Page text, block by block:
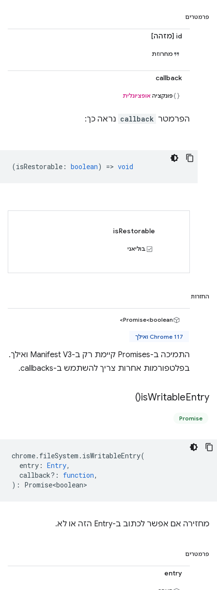
פרמטרים
id [מזהה]
מחרוזת
callback
פונקציה אופציונלית
הפרמטר callback נראה כך:
(isRestorable : boolean) => void
isRestorable
בוליאני
החזרות
Promise<boolean>
Chrome 117 ואילך
התמיכה ב-Promises קיימת רק ב-Manifest V3 ואילך.
בפלטפורמות אחרות צריך להשתמש ב-callbacks.
isWritableEntry(
)
Promise
chrome. fileSystem . isWritableEntry(
entry : Entry,
callback? : function,
) : Promise<boolean>
מחזירה אם אפשר לכתוב ב-Entry הזה או לא.
פרמטרים
entry